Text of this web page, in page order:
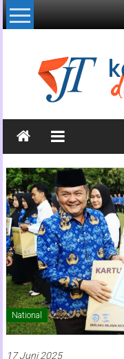
Lompat
ke
Kabar
Jawa
Timur
Media
Online
Jawa
Timur
National
17 Juni 2025